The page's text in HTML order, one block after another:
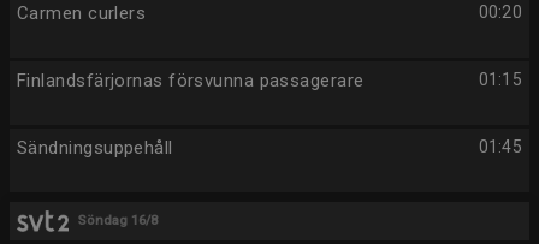
00:20
Carmen curlers
01:15
Finlandsfärjornas försvunna passagerare
01:45
Sändningsuppehåll
Söndag 16/8